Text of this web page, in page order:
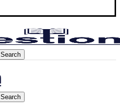
Search
Search